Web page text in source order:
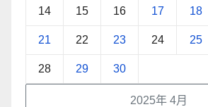
2025年 4月
14 15 16 17 18
21 22 23 24 25
28 29 30